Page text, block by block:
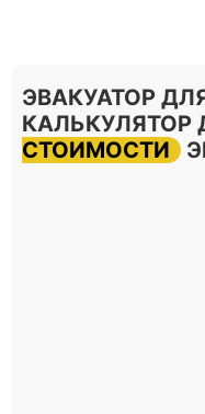
ЭВАКУАТОР
КАЛЬКУЛЯТОР
СТОИМОСТИ